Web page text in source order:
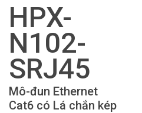
Partners
nơi mua
đào tạo
hỗ trợ
HPX-
N102-
SRJ45
Mô-đun Ethernet
Cat6 có Lá chắn kép